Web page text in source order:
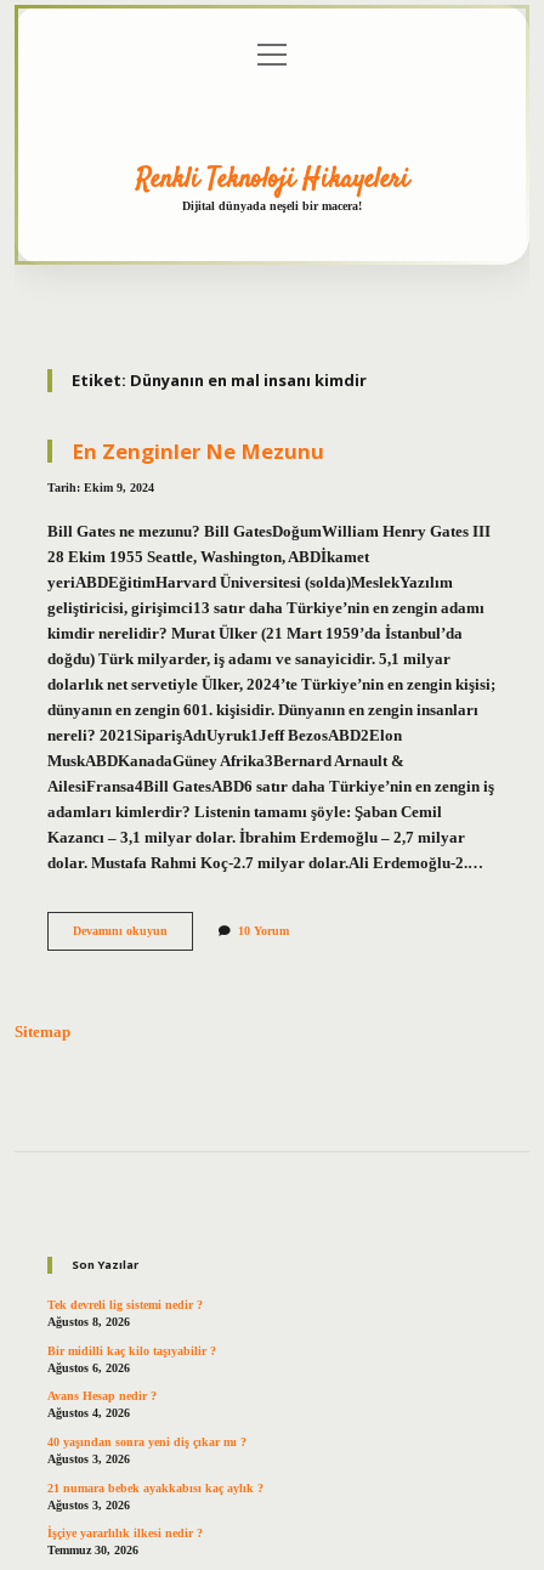
menüyü
aç
Renkli Teknoloji Hikayeleri
Dijital dünyada neşeli bir macera!
Etiket: Dünyanın en mal insanı kimdir
En Zenginler Ne Mezunu
Tarih: Ekim 9, 2024
Bill Gates ne mezunu? Bill GatesDoğumWilliam Henry Gates III
28 Ekim 1955 Seattle, Washington, ABDİkamet
yeriABDEğitimHarvard Üniversitesi (solda)MeslekYazılım
geliştiricisi, girişimci13 satır daha Türkiye’nin en zengin adamı
kimdir nerelidir? Murat Ülker (21 Mart 1959’da İstanbul’da
doğdu) Türk milyarder, iş adamı ve sanayicidir. 5,1 milyar
dolarlık net servetiyle Ülker, 2024’te Türkiye’nin en zengin kişisi;
dünyanın en zengin 601. kişisidir. Dünyanın en zengin insanları
nereli? 2021SiparişAdıUyruk1Jeff BezosABD2Elon
MuskABDKanadaGüney Afrika3Bernard Arnault &
AilesiFransa4Bill GatesABD6 satır daha Türkiye’nin en zengin iş
adamları kimlerdir? Listenin tamamı şöyle: Şaban Cemil
Kazancı – 3,1 milyar dolar. İbrahim Erdemoğlu – 2,7 milyar
dolar. Mustafa Rahmi Koç-2.7 milyar dolar.Ali Erdemoğlu-2.…
Devamını okuyunEn
10 Yorum
Sitemap
Son Yazılar
Tek devreli lig sistemi nedir ?
Ağustos 8, 2026
Bir midilli kaç kilo taşıyabilir ?
Ağustos 6, 2026
Avans Hesap nedir ?
Ağustos 4, 2026
40 yaşından sonra yeni diş çıkar mı ?
Ağustos 3, 2026
21 numara bebek ayakkabısı kaç aylık ?
Ağustos 3, 2026
İşçiye yararlılık ilkesi nedir ?
Temmuz 30, 2026